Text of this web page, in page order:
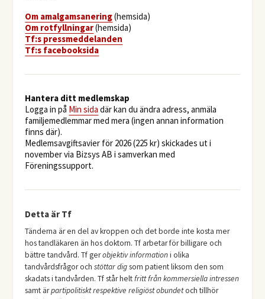
Om amalgamsanering(hemsida)
Om rotfyllningar(hemsida)
​Tf:s pressmeddelanden
Tf:s facebooksida
Hantera ditt medlemskap
Logga in på Min sida där kan du ändra adress, anmäla
familjemedlemmar med mera (ingen annan information
finns där).
Medlemsavgiftsavier för 2026 (225 kr) skickades ut i
november via Bizsys AB i samverkan med
Föreningssupport.
Detta är Tf
Tänderna är en del av kroppen och det borde inte kosta mer
hos tandläkaren än hos doktorn. Tf arbetar för billigare och
bättre tandvård. Tf gerobjektiv informationi olika
tandvårdsfrågor ochstöttar digsom patient liksom den som
skadats i tandvården. Tf står heltfritt från kommersiella intressen
samt ärpartipolitiskt respektive religiöst obundetoch tillhör